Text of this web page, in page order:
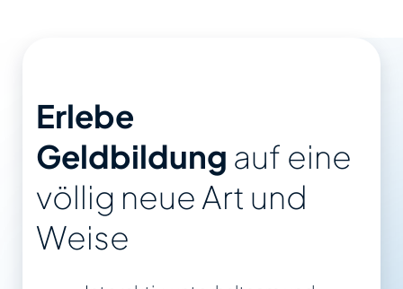
Erlebe
Geldbildung auf eine
völlig neue Art und
Weise